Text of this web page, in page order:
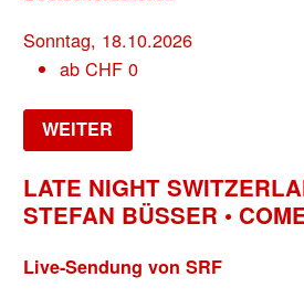
Sonntag, 18.10.2026
ab CHF0
WEITER
LATE NIGHT
STEFAN BÜSSER •
Live-Sendung von SRF